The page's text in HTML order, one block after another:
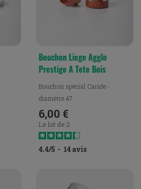
Bouchon Liege Agglo
Prestige A Tete Bois
Bouchon spécial Carafe -
diamètre 47
Prix
6,00 €
Le lot de 2
4.4/5 - 14avis